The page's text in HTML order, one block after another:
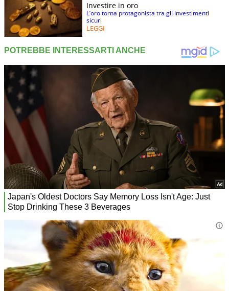
Investire in oro
L’oro torna protagonista tra gli investimenti
sicuri
LEGGI